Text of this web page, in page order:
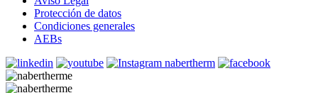
Protección de datos
Condiciones generales
AEBs